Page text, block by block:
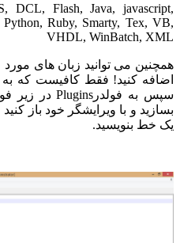
DCL, Flash, Java,
Python, Ruby, Smarty,
VHDL, WinBatch,
می توانید زبان های مورد
کنید! فقط کافیست که به
و با ویرایشگر خود باز کنید و
بنویسید.